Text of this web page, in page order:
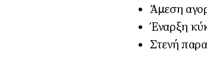
Άμεση
Έναρξη
Στενή